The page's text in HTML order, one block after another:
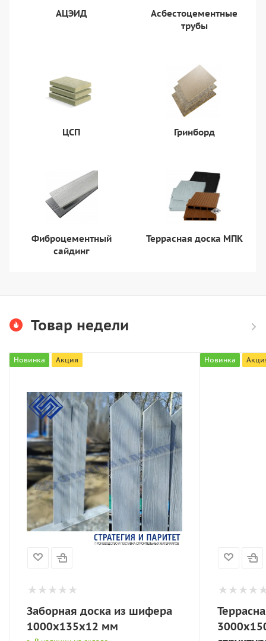
АЦЭИД
Асбестоцементные
трубы
ЦСП Гринборд
Фиброцементный
сайдинг
Террасная доска МПК
Товар недели
Новинка Акция
Заборная доска из шифера
1000x135x12 мм
Новинка